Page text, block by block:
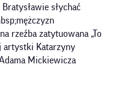
słychać
rzeźba zatytuowana „To
artystki Katarzyny
Mickiewicza